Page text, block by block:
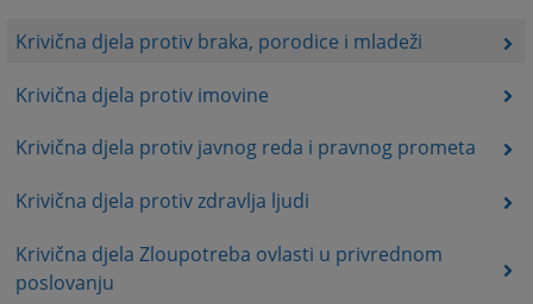
Krivična djela protiv braka, porodice i mladeži
Krivična djela protiv imovine
Krivična djela protiv javnog reda i pravnog prometa
Krivična djela protiv zdravlja ljudi
Krivična djela Zloupotreba ovlasti u privrednom
poslovanju